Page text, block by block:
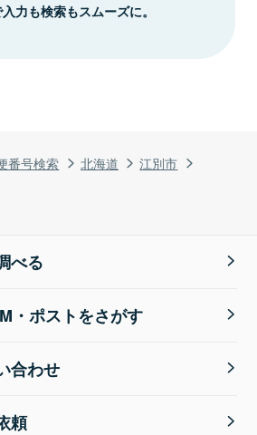
番号検索 北海道
江別市
力も検索もスムーズに。
べる
・ポストをさがす
合わせ
頼